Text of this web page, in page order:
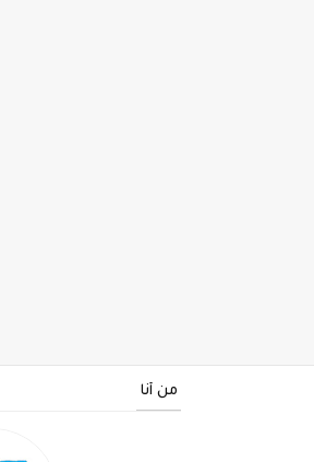
من أنا